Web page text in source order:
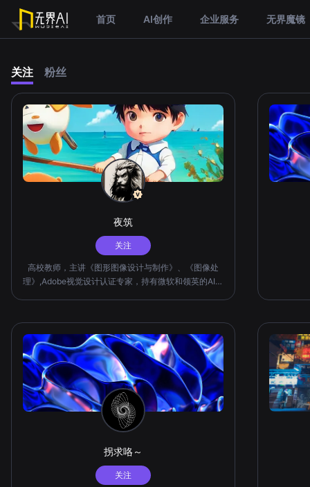
首页 AI创作 企业服务 无界魔镜
关注 粉丝
夜筑
关注
高校教师，主讲《图形图像设计与制作》、《图像处
理》,Adobe视觉设计认证专家，持有微软和领英的AI生
拐求咯～
关注